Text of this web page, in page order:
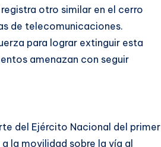
otro similar en el cerro
de telecomunicaciones.
para lograr extinguir esta
amenazan con seguir
del Ejército Nacional del primer
la movilidad sobre la vía al